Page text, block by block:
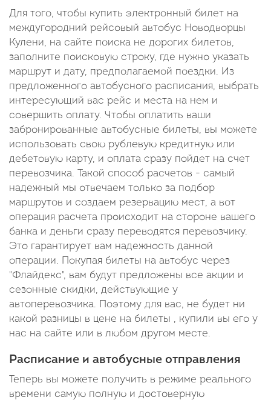
Для того, чтобы купить электронный билет на
междугородний рейсовый автобус Новодворцы
Кулени, на сайте поиска не дорогих билетов,
заполните поисковую строку, где нужно указать
маршрут и дату, предполагаемой поездки. Из
предложенного автобусного расписания, выбрать
интересующий вас рейс и места на нем и
совершить оплату. Чтобы оплатить ваши
забронированные автобусные билеты, вы можете
использовать свою рублевую кредитную или
дебетовую карту, и оплата сразу пойдет на счет
перевозчика. Такой способ расчетов - самый
надежный мы отвечаем только за подбор
маршрутов и создаем резервацию мест, а вот
операция расчета происходит на стороне вашего
банка и деньги сразу переводятся перевозчику.
Это гарантирует вам надежность данной
операции. Покупая билеты на автобус через
"Флайдекс", вам будут предложены все акции и
сезонные скидки, действующие у
автоперевозчика. Поэтому для вас, не будет ни
какой разницы в цене на билеты , купили вы его у
нас на сайте или в любом другом месте.
Расписание и автобусные отправления
Теперь вы можете получить в режиме реального
времени самую полную и достоверную